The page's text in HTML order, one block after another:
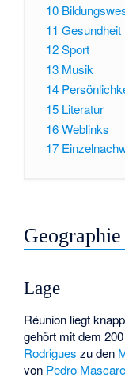
10
11 Gesundheit
12Sport
13 Musik
14
15 Literatur
16Weblinks
17
Geographie
Lage
Réunion liegt
gehört mit dem
Rodrigues zu den
von Pedro